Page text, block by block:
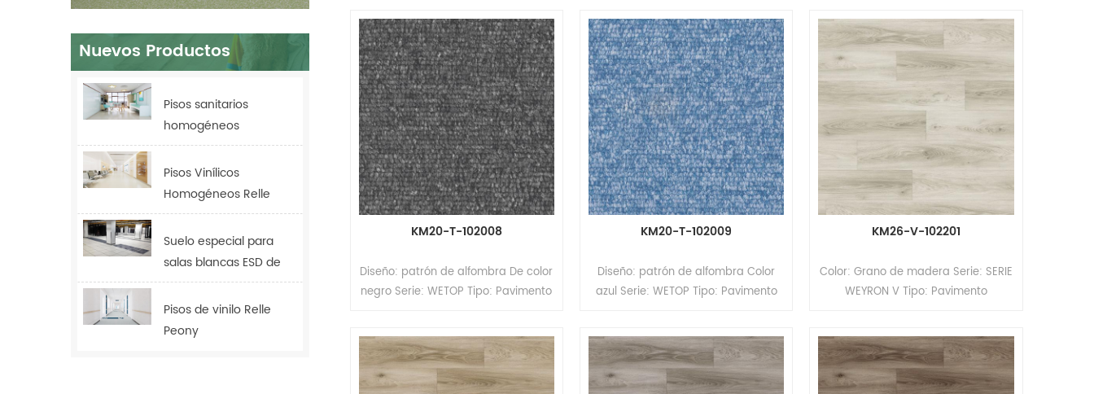
Nuevos Productos
Pisos sanitarios
homogéneos
antibacterianos Relle
para hospitales
Pisos Vinílicos
Homogéneos Relle
Tulip
Suelo especial para
salas blancas ESD de
2,0 mm
Pisos de vinilo Relle
Peony
Rollos Tamaño: 2,0/2,6 mm
(espesor) x 2,0 m (ancho) x 20/15 m
(largo) Espesor de la capa de
desgaste: 0,35/0,7 mm Superficie:
revestimiento PUR Respaldo:
respaldo compacto
2,0/2,6 mm (espesor) x 2,0 m
(ancho) x 20/15 m (largo) Espesor
de la capa de desgaste: 0,35/0,7
mm Superficie: revestimiento PUR
Respaldo: respaldo compacto
2,0/2,6 mm (espesor) x 2,0 m
(ancho) x 20/15 m (largo) Espesor
de la capa de desgaste: 0,35/0,7
mm Superficie: revestimiento PUR
Respaldo: respaldo compacto
KM20-T-102008
Diseño: patrón de alfombra De color
negro Serie: WETOP Tipo: Pavimento
2,0/2,6 mm (espesor) x 2,0 m
(ancho) x 20/15 m (largo) Espesor
de la capa de desgaste: 0,35/0,7
KM20-T-102009
Diseño: patrón de alfombra Color
azul Serie: WETOP Tipo: Pavimento
2,0/2,6 mm (espesor) x 2,0 m
(ancho) x 20/15 m (largo) Espesor
de la capa de desgaste: 0,35/0,7
KM26-V-102201
Color: Grano de madera Serie: SERIE
WEYRON V Tipo: Pavimento
2,6 mm (espesor) x 2,0 m (ancho) x
15 m (largo). Espesor de la capa de
desgaste: 0,5 mm Superficie: